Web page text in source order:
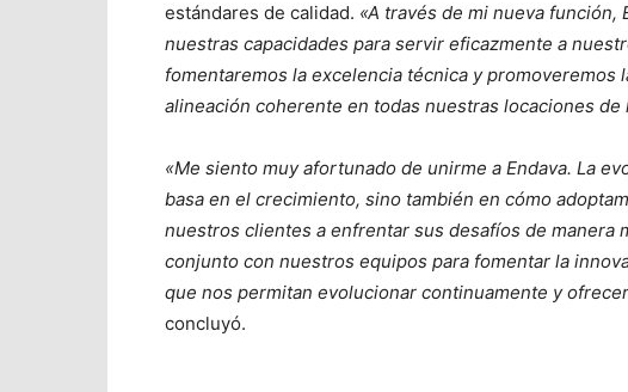
estándares de calidad. «A través de mi nueva función,
nuestras capacidades para servir eficazmente a
fomentaremos la excelencia técnica y promoveremos
alineación coherente en todas nuestras locaciones de
«Me siento muy afortunado de unirme a Endava. La
basa en el crecimiento, sino también en cómo
nuestros clientes a enfrentar sus desafíos de manera
conjunto con nuestros equipos para fomentar la
que nos permitan evolucionar continuamente y
concluyó.